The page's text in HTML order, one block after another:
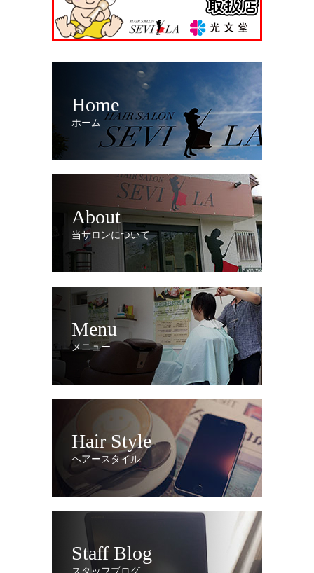
Home
ホーム
About
当サロンについて
Menu
メニュー
Hair Style
ヘアースタイル
Staff Blog